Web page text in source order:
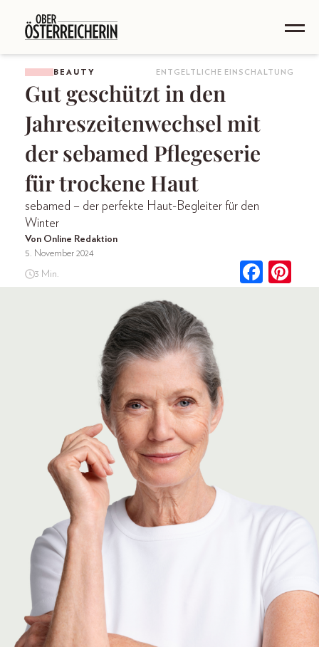
BEAUTY ENTGELTLICHE EINSCHALTUNG
Gut geschützt in den
Jahreszeitenwechsel mit
der sebamed Pflegeserie
für trockene Haut
sebamed – der perfekte Haut-Begleiter für den
Winter
Von Online Redaktion
5. November 2024
3 Min.